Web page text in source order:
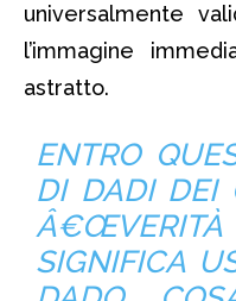
universalmente
l’immagine
astratto.
ENTRO
DI DADI DEI
SIGNIFICA